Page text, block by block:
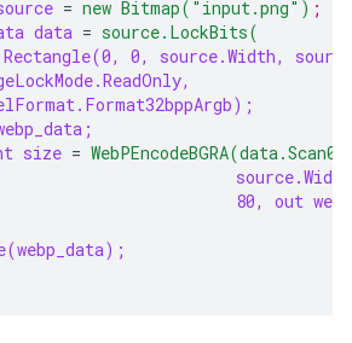
= new Bitmap("input.png") ;
data = source.LockBits(
Rectangle(0, 0, source.Width,
size = WebPEncodeBGRA(data.Scan0,
80, out